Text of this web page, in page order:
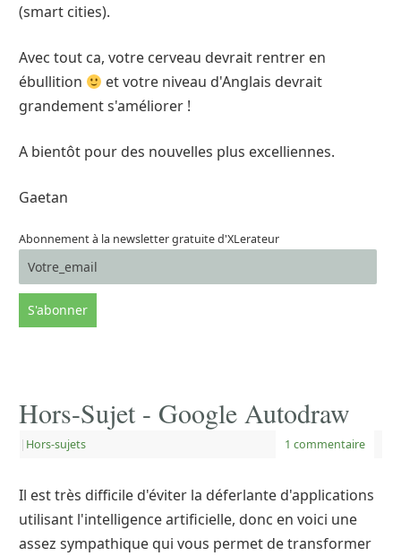
(smart cities).
Avec tout ca, votre cerveau devrait rentrer en
ébullition
et votre niveau d'Anglais devrait
grandement s'améliorer !
A bientôt pour des nouvelles plus excelliennes.
Gaetan
Abonnement à la newsletter gratuite d'XLerateur
Hors-Sujet - Google Autodraw
| Hors-sujets 1 commentaire
Il est très difficile d'éviter la déferlante d'applications
utilisant l'intelligence artificielle, donc en voici une
assez sympathique qui vous permet de transformer